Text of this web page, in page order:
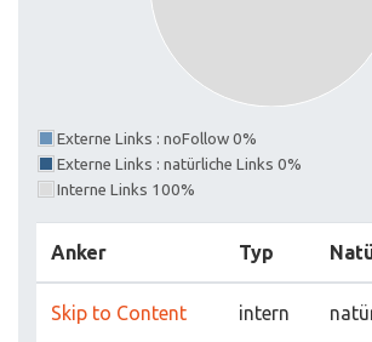
Externe Links : noFollow 0%
Externe Links : natürliche Links 0%
Interne Links 100%
Anker Typ
Skip to Content intern